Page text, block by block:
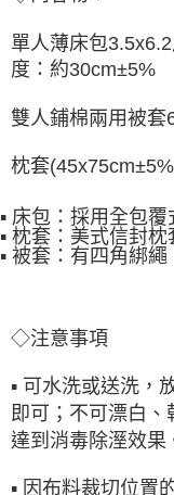
單人薄床包
度：約30cm±5%
雙人鋪棉兩用被套
枕套
▪ 床包：採用全包
▪ 枕套：美式信封枕
▪ 被套：有四角綁繩
◇注意事項
▪ 可水洗或送洗，
即可；不可漂白
達到消毒除溼效果
▪ 因布料裁切位置